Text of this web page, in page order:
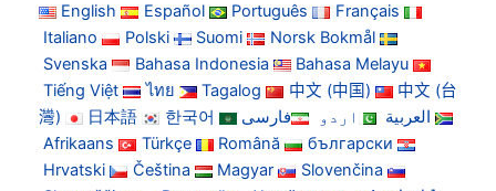
English Español Português
Français
Italiano
Polski Suomi
Norsk Bokmål
Svenska
Bahasa Indonesia
Bahasa Melayu
Tiếng Việt
ไทย Tagalog 中文 (中国)
中文 (台
灣)
日本語 한국어 العربية اردو
فارسی
Afrikaans
Türkçe Română
български
Hrvatski
Čeština Magyar
Slovenčina